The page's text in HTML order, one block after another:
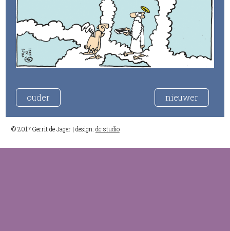
ouder nieuwer
© 2017 Gerrit de Jager | design: dc studio